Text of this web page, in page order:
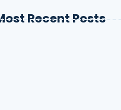
Recent Posts